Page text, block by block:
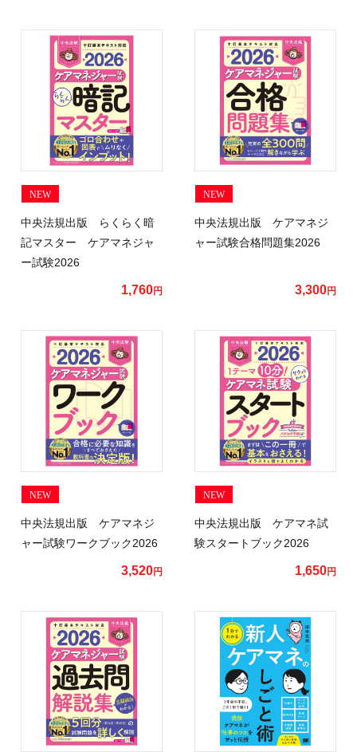
NEW
中央法規出版 らくらく暗
記マスター ケアマネジャ
ー試験2026
1,760円
NEW
中央法規出版 ケアマネジ
ャー試験合格問題集2026
3,300円
NEW
中央法規出版 ケアマネジ
ャー試験ワークブック2026
3,520円
NEW
中央法規出版 ケアマネ試
験スタートブック2026
1,650円